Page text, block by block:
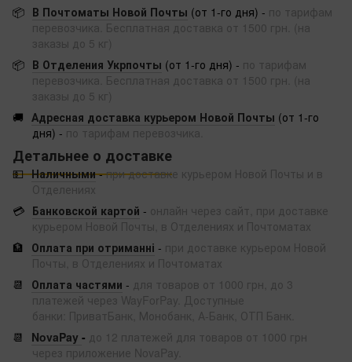
📦 В Почтоматы Новой Почты (от 1-го дня) - по тарифам
перевозчика. Бесплатная доставка от 1500 грн. (на
заказы до 5 кг)
📦 В Отделения Укрпочты (от 1-го дня) - по тарифам
перевозчика. Бесплатная доставка от 1500 грн. (на
заказы до 5 кг)
🚚 Адресная доставка курьером Новой Почты (от 1-го
дня) - по тарифам перевозчика.
Детальнее о доставке
💵 Наличными-при доставке курьером Новой Почты и в
Отделениях
💳 Банковской картой - онлайн через сайт, при доставке
курьером Новой Почты, в Отделениях и Почтоматах
🏦
Оплата при отриманні - при доставке курьером Новой
Почты, в Отделениях и Почтоматах
📆
Оплата частями - для товаров от 1000 грн, до 3
платежей через WayForPay. Доступные
банки: ПриватБанк, Монобанк, А-Банк, ОТП Банк.
📆
NovaPay - до 12 платежей для товаров от 1000 грн
через приложение NovaPay.